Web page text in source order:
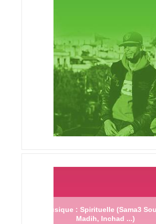
Musique : Spirituelle (Sama3
Madih, Inchad ...)